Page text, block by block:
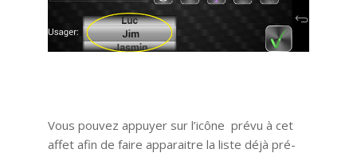
Vous pouvez appuyer sur l’icône prévu à cet
affet afin de faire apparaitre la liste déjà pré-